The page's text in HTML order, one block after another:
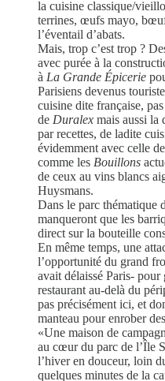
la cuisine classique/
terrines, œufs mayo,
l’éventail d’abats.
Mais, trop c’est trop ?
avec purée à la
à La Grande Épicerie
Parisiens devenus
cuisine dite française,
de Duralex mais aussi la
par recettes, de ladite
évidemment avec celle
comme les Bouillons
de ceux au vins blancs
Huysmans.
Dans le parc thématique
manqueront que les
direct sur la bouteille
En même temps, une
l’opportunité du grand
avait délaissé Paris- pour
restaurant au-delà du
pas précisément ici, et
manteau pour enrober
«Une maison de
au cœur du parc de l’Île
l’hiver en douceur, loin
quelques minutes de la